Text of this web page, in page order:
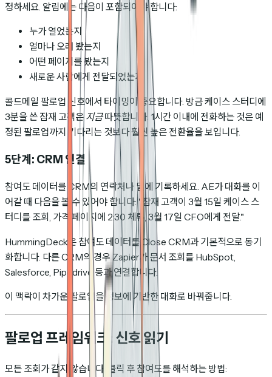
정하세요. 알림에는 다음이 포함되어야 합니다:
누가 열었는지
얼마나 오래 봤는지
어떤 페이지를 봤는지
새로운 사람에게 전달되었는지
콜드메일 팔로업 신호에서 타이밍이 중요합니다. 방금 케이스 스터디에
3분을 쓴 잠재 고객은 지금따뜻합니다. 1시간 이내에 전화하는 것은 예
정된 팔로업까지 기다리는 것보다 훨씬 높은 전환율을 보입니다.
5단계: CRM 연결
참여도 데이터를 CRM의 연락처나 딜에 기록하세요. AE가 대화를 이
어갈 때 다음을 볼 수 있어야 합니다: "잠재 고객이 3월 15일 케이스 스
터디를 조회, 가격 페이지에 2:30 체류, 3월 17일 CFO에게 전달."
HummingDeck은 참여도 데이터를 Close CRM과 기본적으로 동기
화합니다. 다른 CRM의 경우 Zapier가 문서 조회를 HubSpot,
Salesforce, Pipedrive 등과 연결합니다.
이 맥락이 차가운 팔로업을 정보에 기반한 대화로 바꿔줍니다.
팔로업 프레임워크: 신호 읽기
모든 조회가 같지 않습니다. 클릭 후 참여도를 해석하는 방법: